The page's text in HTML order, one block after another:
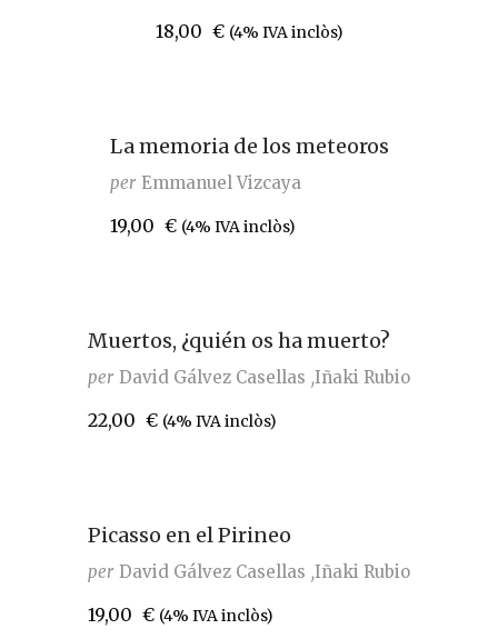
18,00 € (4% IVA inclòs)
La memoria de los meteoros
per Emmanuel Vizcaya
19,00 € (4% IVA inclòs)
Muertos, ¿quién os ha muerto?
per David Gálvez Casellas Iñaki Rubio
22,00 € (4% IVA inclòs)
Picasso en el Pirineo
per David Gálvez Casellas Iñaki Rubio
19,00 € (4% IVA inclòs)